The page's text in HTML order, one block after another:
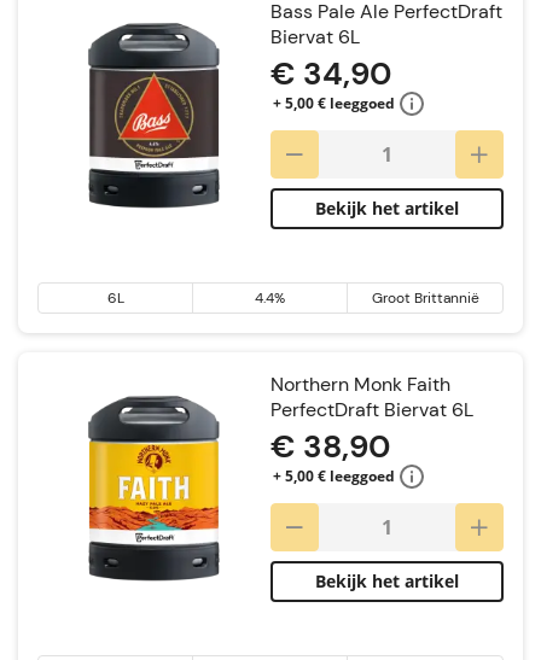
Bass Pale Ale PerfectDraft
Biervat 6L
€ 34,90
+ 5,00 € leeggoed
Bekijk het artikel
6L 4.4% Groot Brittannië
Northern Monk Faith
PerfectDraft Biervat 6L
€ 38,90
+ 5,00 € leeggoed
Bekijk het artikel